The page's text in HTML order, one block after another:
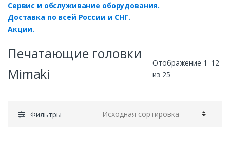
Сервис и обслуживание оборудования.
Доставка по всей России и СНГ.
Акции.
Печатающие головки
Mimaki
Отображение 1–12
из 25
Фильтры